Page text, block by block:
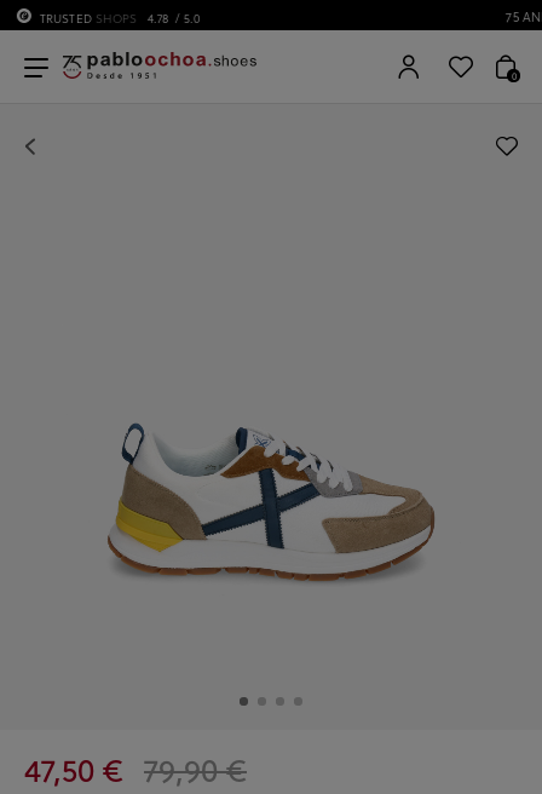
75 ANIVERSARIO | Desde 1951 pabloochoa.shoes
0
47,50 € 79,90 €